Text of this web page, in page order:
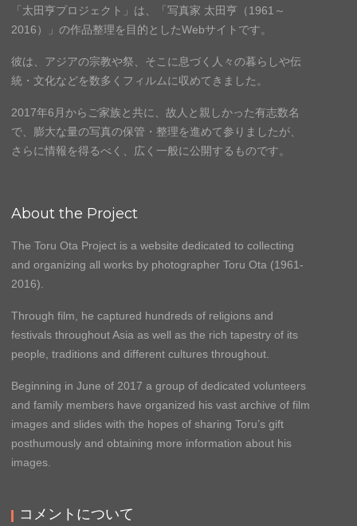
「太田亨プロジェクト」は、「写真家 太田亨（1961～
2016）」の作品整理を目的としたWebサイトです。
彼は、アジアの宗教や祭、そこに息づく人々の暮らしや伝
統・文化などを数多くフィルムに収めてきました。
2017年6月からご家族と共に、故人と親しかった有志数名
で、膨大な量の写真の保管・整理を進めて参りましたが、
さらに情報を得るべく、広く一般に公開するものです。
About the Project
The Toru Ota Project is a website dedicated to collecting
and organizing all works by photographer Toru Ota (1961-
2016).
Through film, he captured hundreds of religions and
festivals throughout Asia as well as the rich tapestry of its
people, traditions and different cultures throughout.
Beginning in June of 2017 a group of dedicated volunteers
and family members have organized his vast archive of film
images and slides with the hopes of sharing Toru’s gift
posthumously and obtaining more information about his
images.
コメントについて